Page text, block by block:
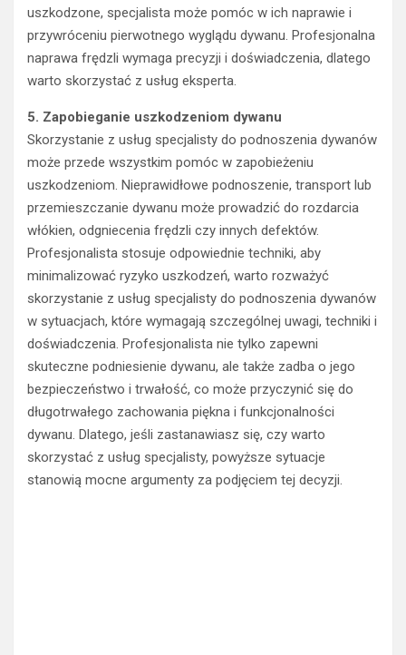
uszkodzone, specjalista może pomóc w ich naprawie i
przywróceniu pierwotnego wyglądu dywanu. Profesjonalna
naprawa frędzli wymaga precyzji i doświadczenia, dlatego
warto skorzystać z usług eksperta.
5. Zapobieganie uszkodzeniom dywanu
Skorzystanie z usług specjalisty do podnoszenia dywanów
może przede wszystkim pomóc w zapobieżeniu
uszkodzeniom. Nieprawidłowe podnoszenie, transport lub
przemieszczanie dywanu może prowadzić do rozdarcia
włókien, odgniecenia frędzli czy innych defektów.
Profesjonalista stosuje odpowiednie techniki, aby
minimalizować ryzyko uszkodzeń, warto rozważyć
skorzystanie z usług specjalisty do podnoszenia dywanów
w sytuacjach, które wymagają szczególnej uwagi, techniki i
doświadczenia. Profesjonalista nie tylko zapewni
skuteczne podniesienie dywanu, ale także zadba o jego
bezpieczeństwo i trwałość, co może przyczynić się do
długotrwałego zachowania piękna i funkcjonalności
dywanu. Dlatego, jeśli zastanawiasz się, czy warto
skorzystać z usług specjalisty, powyższe sytuacje
stanowią mocne argumenty za podjęciem tej decyzji.